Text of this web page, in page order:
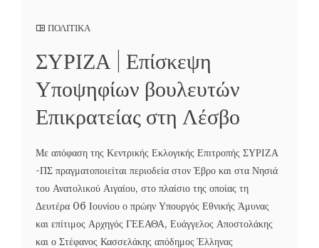
ΠΟΛΙΤΙΚΑ
ΣΥΡΙΖΑ | Επίσκεψη
Υποψηφίων βουλευτών
Επικρατείας στη Λέσβο
Με απόφαση της Κεντρικής Εκλογικής Επιτροπής ΣΥΡΙΖΑ
-ΠΣ πραγματοποιείται περιοδεία στον Έβρο και στα Νησιά
του Ανατολικού Αιγαίου, στο πλαίσιο της οποίας τη
Δευτέρα 06 Ιουνίου ο πρώην Υπουργός Εθνικής Άμυνας
και επίτιμος Αρχηγός ΓΕΕΑΘΑ, Ευάγγελος Αποστολάκης
και ο Στέφανος Κασσελάκης απόδημος Έλληνας